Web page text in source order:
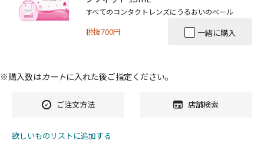
すべてのコンタクトレンズにうるおいのベール
税抜700円 一緒に購入
※購入数はカートに入れた後ご指定ください。
ご注文方法 店舗検索
欲しいものリストに追加する